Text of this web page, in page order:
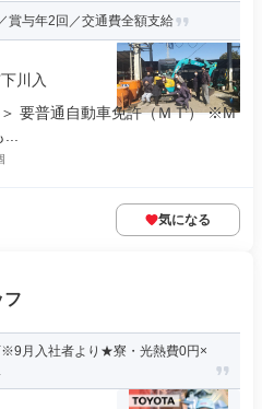
賞与年2回／交通費全額支給
川入
要普通自動車免許（ＭＴ） ※M
気になる
フ
月入社者より★寮・光熱費0円×